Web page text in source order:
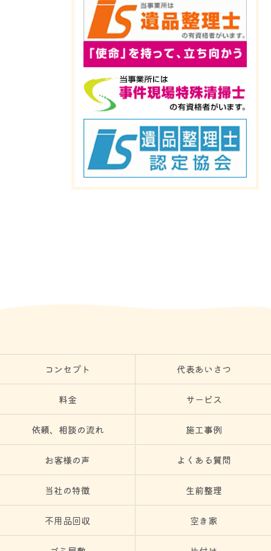
コンセプト 代表あいさつ
料金 サービス
依頼、相談の流れ 施工事例
お客様の声 よくある質問
当社の特徴 生前整理
不用品回収 空き家